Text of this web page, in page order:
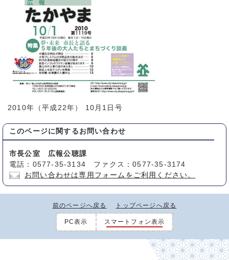
2010年（平成22年） 10月1日号
このページに関する お問い合わせ
市長公室 広報公聴課
電話：0577-35-3134 ファクス：0577-35-3174
お問い合わせは専用フォームをご利用ください。
前のページへ戻る トップページへ戻る
PC表示 スマートフォン表示